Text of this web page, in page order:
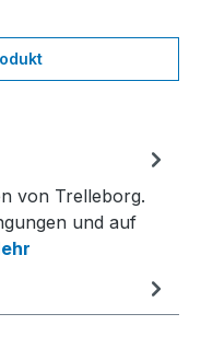
von Trelleborg.
und auf